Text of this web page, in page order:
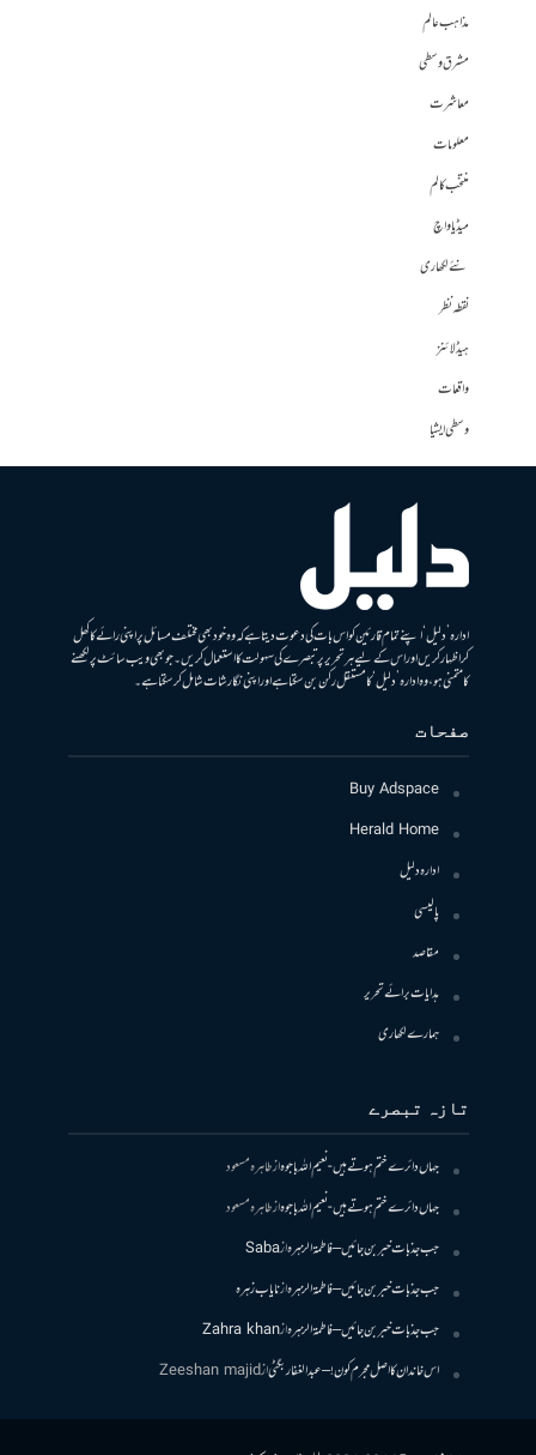
مذاہب عالم
مشرق وسطی
معاشرت
معلومات
منتخب کالم
میڈیا واچ
نئے لکھاری
نقطہ نظر
ہیڈلائنز
واقعات
وسطی ایشیا
ادارہ ’دلیل‘ اپنے تمام قارئین کو اس بات کی دعوت دیتا ہے کہ وہ خود بھی مختلف مسائل پر اپنی رائے کا کھل
کر اظہار کریں اور اس کے لیے ہر تحریر پر تبصرے کی سہولت کا استعمال کریں۔ جو بھی ویب سائٹ پر لکھنے
کا متمنی ہو، وہ ادارہ ’دلیل‘ کا مستقل رکن بن سکتا ہے اور اپنی نگارشات شامل کرسکتا ہے۔
صفحات
Buy Adspace
Herald Home
ادارہ دلیل
پالیسی
مقاصد
ہدایات برائے تحریر
ہمارے لکھاری
تازہ تبصرے
جہاں دائرے ختم ہوتے ہیں- نعیم اللہ باجوہازطاہرہ مسعود
جہاں دائرے ختم ہوتے ہیں- نعیم اللہ باجوہازطاہرہ مسعود
جب جذبات خبر بن جائیں – فاطمۃالزہرہازSaba
جب جذبات خبر بن جائیں – فاطمۃالزہرہازنایاب زہرہ
جب جذبات خبر بن جائیں – فاطمۃالزہرہازZahra khan
اس خاندان کا اصل مجرم کون! – عبدالغفار بگٹیازZeeshan majid